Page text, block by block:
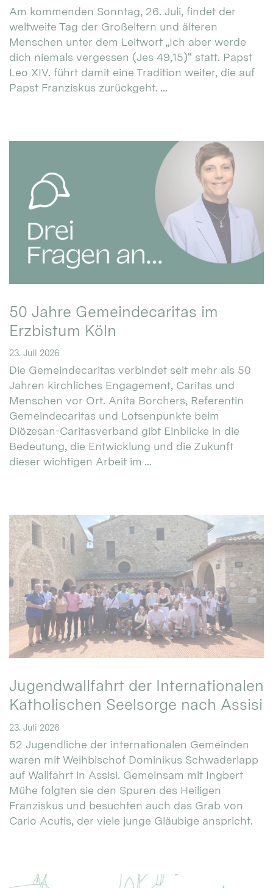
Am kommenden Sonntag, 26. Juli, findet der
weltweite Tag der Großeltern und älteren
Menschen unter dem Leitwort „Ich aber werde
dich niemals vergessen (Jes 49,15)“ statt. Papst
Leo XIV. führt damit eine Tradition weiter, die auf
Papst Franziskus zurückgeht. ...
50 Jahre Gemeindecaritas im
Erzbistum Köln
23. Juli 2026
Die Gemeindecaritas verbindet seit mehr als 50
Jahren kirchliches Engagement, Caritas und
Menschen vor Ort. Anita Borchers, Referentin
Gemeindecaritas und Lotsenpunkte beim
Diözesan-Caritasverband gibt Einblicke in die
Bedeutung, die Entwicklung und die Zukunft
dieser wichtigen Arbeit im ...
Jugendwallfahrt der Internationalen
Katholischen Seelsorge nach Assisi
23. Juli 2026
52 Jugendliche der internationalen Gemeinden
waren mit Weihbischof Dominikus Schwaderlapp
auf Wallfahrt in Assisi. Gemeinsam mit Ingbert
Mühe folgten sie den Spuren des Heiligen
Franziskus und besuchten auch das Grab von
Carlo Acutis, der viele junge Gläubige anspricht.